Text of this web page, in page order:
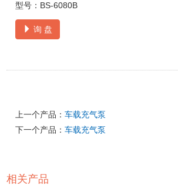
型号：BS-6080B
询 盘
上一个产品：车载充气泵
下一个产品：车载充气泵
相关产品